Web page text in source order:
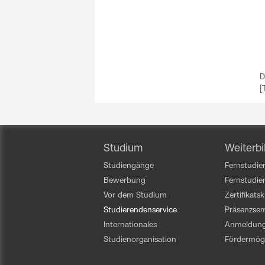
Studium
Studiengänge
Bewerbung
Vor dem Studium
Studierendenservice
Internationales
Studienorganisation